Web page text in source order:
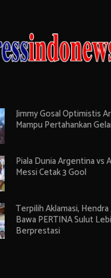
Jimmy Gosal Optimistis
Mampu Pertahankan
Piala Dunia Argentina vs
Messi Cetak 3 Gool
Terpilih Aklamasi, Hendra
Bawa PERTINA Sulut
Berprestasi